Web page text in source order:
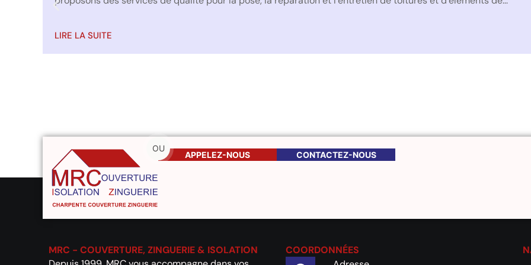
LIRE LA SUITE
APPELEZ-NOUS
OU
CONTACTEZ-NOUS
MRC - COUVERTURE, ZINGUERIE & ISOLATION
COORDONNÉES